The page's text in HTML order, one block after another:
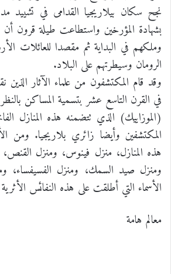
نجح سكان بيلاريجيا القدامى في تشييد
بشهادة المؤرخين واستطاعت طيلة قرون أن
وملكهم في البداية ثم مقصدا للعائلات
الرومان وسيطرتهم على البلاد.
وقد قام المكتشفون من علماء الآثار الذين
في القرن التاسع عشر بتسمية المساكن
(الموزاييك) الذي تتضمنه هذه المنازل
المكتشفين وأيضا زائري بلاريجيا. ومن
هذه المنازل، منزل فينوس، ومنزل
ومنزل صيد السمك، ومنزل الفسيفساء،
الأسماء التي أطلقت على هذه النفائس الأثرية
معالم هامة